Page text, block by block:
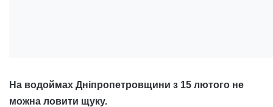
На водоймах Дніпропетровщини з 15 лютого не
можна ловити щуку.